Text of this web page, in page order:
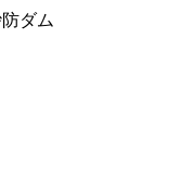
ダム